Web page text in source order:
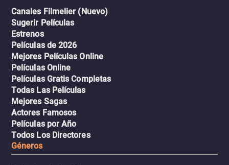
Canales Filmelier (Nuevo)
Sugerir Películas
Estrenos
Películas de 2026
Mejores Películas Online
Películas Online
Películas Gratis Completas
Todas Las Películas
Mejores Sagas
Actores Famosos
Películas por Año
Todos Los Directores
Géneros